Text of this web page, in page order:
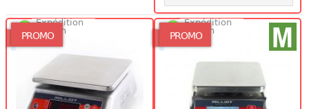
PROMO
Expédition
48/72h
PROMO
Expédition
48/72h